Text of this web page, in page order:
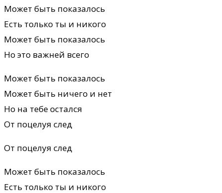
Может быть показалось
Есть только ты и никого
Может быть показалось
Но это важней всего
Может быть показалось
Может быть ничего и нет
Но на тебе остался
От поцелуя след
От поцелуя след
Может быть показалось
Есть только ты и никого